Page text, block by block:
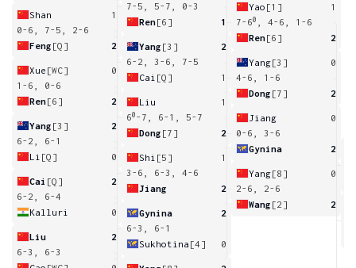
Shan
1
0-6, 7-5, 2-6
Feng [Q] 2
Xue [WC]
0
1-6, 0-6
Ren[6] 2
Yang [3]
2
6-2, 6-1
Li [Q] 0
Cai [Q]
2
6-2, 6-4
Kalluri
0
Liu
2
6-3, 6-3
7-5, 5-7, 0-3
Ren[6] 1
Yang [3]
2
6-2, 3-6, 7-5
Cai [Q] 1
Liu
1
60 -7, 6-1, 5-7
Dong [7] 2
Shi [5]
1
3-6, 6-3, 4-6
Jiang
2
Gynina
2
6-3, 6-1
Sukhotina [4] 0
Yao [1]
1
7-60
, 4-6, 1-6
Ren[6] 2
Yang[3]
0
4-6, 1-6
Dong [7] 2
Jiang
0
0-6, 3-6
Gynina
2
Yang[8]
0
2-6, 2-6
Wang [2] 2